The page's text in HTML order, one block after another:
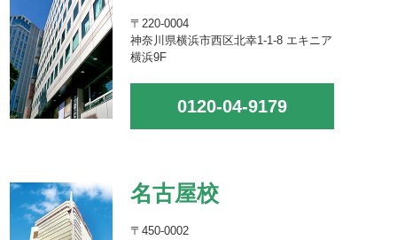
〒220-0004
神奈川県横浜市西区北幸1-1-8 エキニア
横浜9F
0120-04-9179
名古屋校
〒450-0002